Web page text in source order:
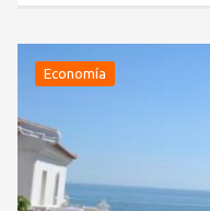
Economía